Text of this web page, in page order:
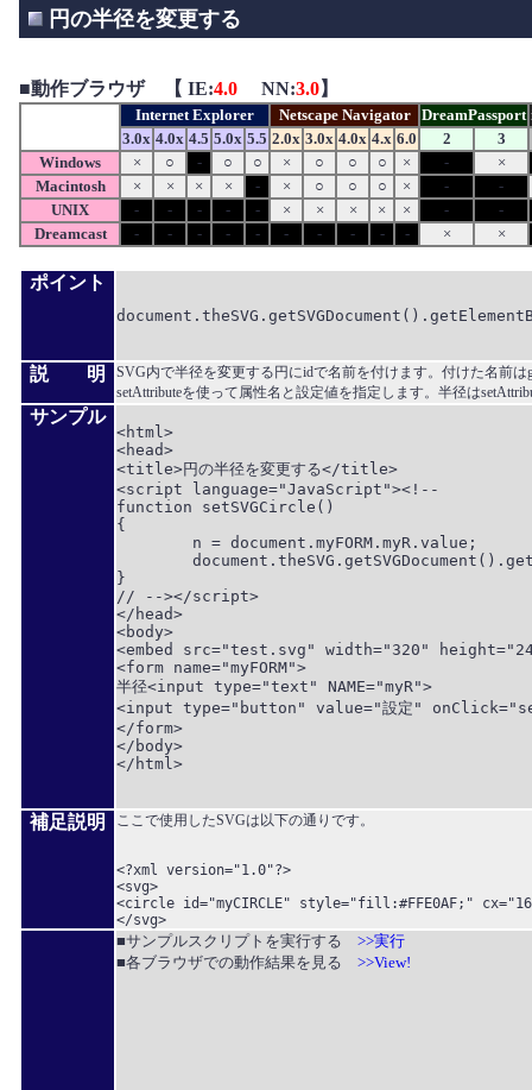
円の半径を変更する
■動作ブラウザ 【 IE:4.0 NN:3.0】
Internet Explorer Netscape Navigator DreamPassport
3.0x 4.0x 4.5 5.0x 5.5 2.0x 3.0x 4.0x 4.x 6.0 2
3
Windows
× ○ - ○ ○ × ○ ○ ○ × -
×
Macintosh
× × × × - × ○ ○ ○ × -
-
UNIX
- - - - - × × × × × -
-
Dreamcast
- - - - - - - - - - × ×
ポイント
説 明
SVG内で半径を変更する円にidで名前を付けます。付けた名前
setAttributeを使って属性名と設定値を指定します。半径は
サンプル
<html>
<head>
<title>円の半径を変更する</title>
<script language="JavaScript"><!--
function setSVGCircle()
{
}
// --></script>
</head>
<body>
<embed src="test.svg" width="320"
<form name="myFORM">
半径<input type="text" NAME="myR">
<input type="button" value="設定"
</form>
</body>
</html>
補足説明 ここで使用したSVGは以下の通りです。
<?xml version="1.0"?>
<svg>
<circle id="myCIRCLE" style="fill:#FFE0AF;"
■サンプルスクリプトを実行する >>実行
■各ブラウザでの動作結果を見る >>View!